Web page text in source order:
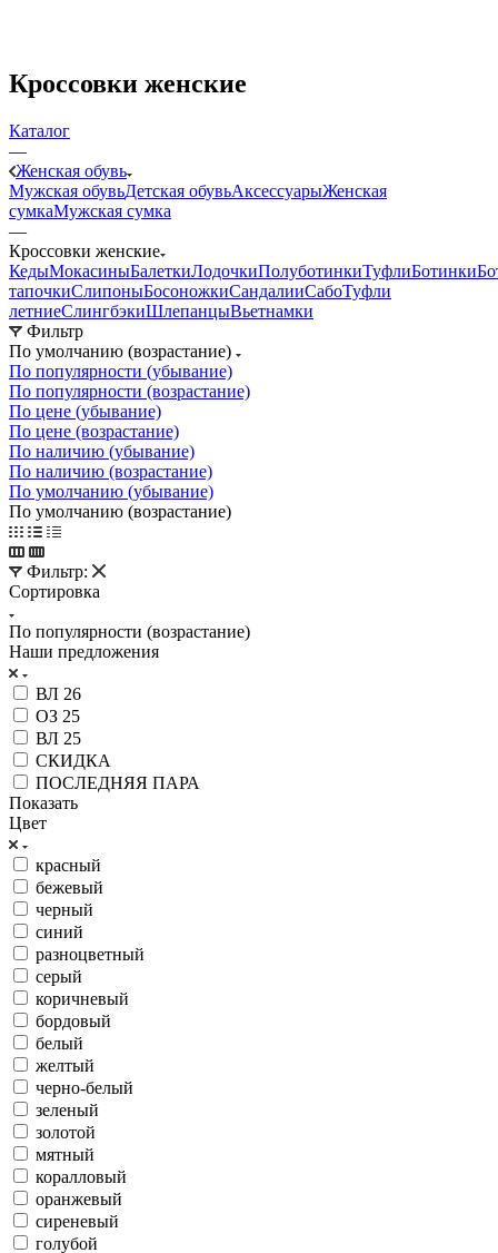
Кроссовки женские
Каталог
—
Женская обувь
Мужская обувьДетская обувьАксессуарыЖенская
сумкаМужская сумка
—
Кроссовки женские
КедыМокасиныБалеткиЛодочкиПолуботинкиТуфлиБотинки
тапочкиСлипоныБосоножкиСандалииСабоТуфли
летниеСлингбэкиШлепанцыВьетнамки
Фильтр
По умолчанию (возрастание)
По популярности (убывание)
По популярности (возрастание)
По цене (убывание)
По цене (возрастание)
По наличию (убывание)
По наличию (возрастание)
По умолчанию (убывание)
По умолчанию (возрастание)
Фильтр:
Сортировка
По популярности (возрастание)
Наши предложения
ВЛ 26
ОЗ 25
ВЛ 25
СКИДКА
ПОСЛЕДНЯЯ ПАРА
Показать
Цвет
красный
бежевый
черный
синий
разноцветный
серый
коричневый
бордовый
белый
желтый
черно-белый
зеленый
золотой
мятный
коралловый
оранжевый
сиреневый
голубой